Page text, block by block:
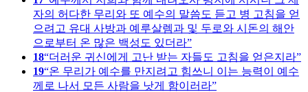
자의 허다한 무리와 또 예수의 말씀도 듣고 병 고침을 얻
으려고 유대 사방과 예루살렘과 및 두로와 시돈의 해안
으로부터 온 많은 백성도 있더라
18 더러운 귀신에게 고난 받는 자들도 고침을 얻은지라
19 온 무리가 예수를 만지려고 힘쓰니 이는 능력이 예수
께로 나서 모든 사람을 낫게 함이러라